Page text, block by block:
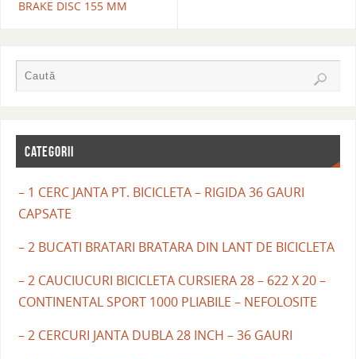
BRAKE DISC 155 MM
CATEGORII
– 1 CERC JANTA PT. BICICLETA – RIGIDA 36 GAURI
CAPSATE
– 2 BUCATI BRATARI BRATARA DIN LANT DE BICICLETA
– 2 CAUCIUCURI BICICLETA CURSIERA 28 – 622 X 20 –
CONTINENTAL SPORT 1000 PLIABILE – NEFOLOSITE
– 2 CERCURI JANTA DUBLA 28 INCH – 36 GAURI